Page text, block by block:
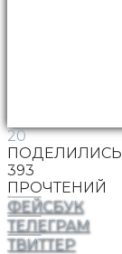
20
ПОДЕЛИЛИСЬ
393
ПРОЧТЕНИЙ
ФЕЙСБУК
ТЕЛЕГРАМ
ТВИТТЕР